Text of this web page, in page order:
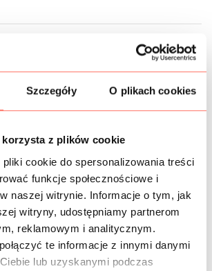
Szczegóły O plikach cookies
z plików cookie
cookie do spersonalizowania treści
funkcje społecznościowe i
naszej witrynie. Informacje o tym, jak
witryny, udostępniamy partnerom
reklamowym i analitycznym.
te informacje z innymi danymi
lub uzyskanymi podczas
o luźnym, charakterystycznym splocie
liliowy fiolet z kratą z połyskującej,
fakturą, z lekko wystającym
lurexu.
plastyczna, dobrze układająca się.
CHANEL dedykowana jest na:
poncza, lekkie płaszcze, trencze,